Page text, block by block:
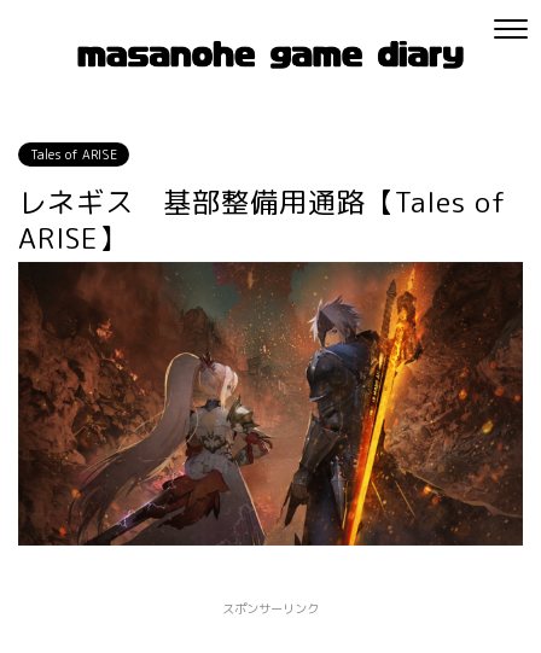
Tales of ARISE
レネギス 基部整備用通路【Tales of
ARISE】
スポンサーリンク